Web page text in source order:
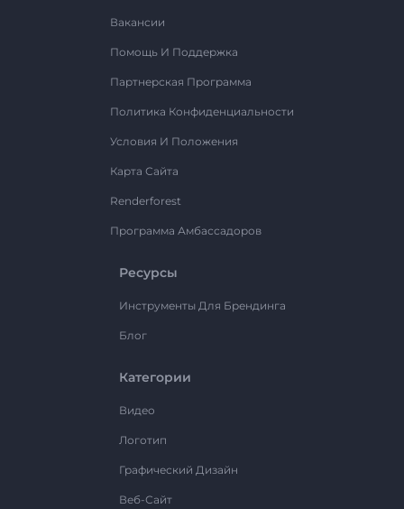
Вакансии
Помощь И Поддержка
Партнерская Программа
Политика Конфиденциальности
Условия И Положения
Карта Сайта
Renderforest
Программа Амбассадоров
Ресурсы
Инструменты Для Брендинга
Блог
Категории
Видео
Логотип
Графический Дизайн
Веб-Сайт